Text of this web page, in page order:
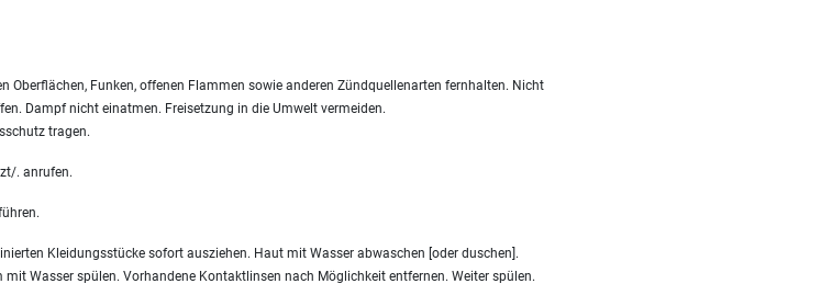
Oberflächen, Funken, offenen Flammen sowie anderen Zündquellenarten fernhalten. Nicht
Dampf nicht einatmen. Freisetzung in die Umwelt vermeiden.
tragen.
. anrufen.
Kleidungsstücke sofort ausziehen. Haut mit Wasser abwaschen [oder duschen].
mit Wasser spülen. Vorhandene Kontaktlinsen nach Möglichkeit entfernen. Weiter spülen.